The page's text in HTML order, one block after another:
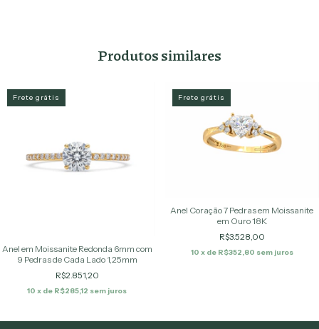
Produtos similares
Frete grátis
Anel em Moissanite Redonda 6mm com
9 Pedras de Cada Lado 1,25mm
R$2.851,20
10 x de R$285,12 sem juros
Frete grátis
Anel Coração 7 Pedras em Moissanite
em Ouro 18K
R$3.528,00
10 x de R$352,80 sem juros